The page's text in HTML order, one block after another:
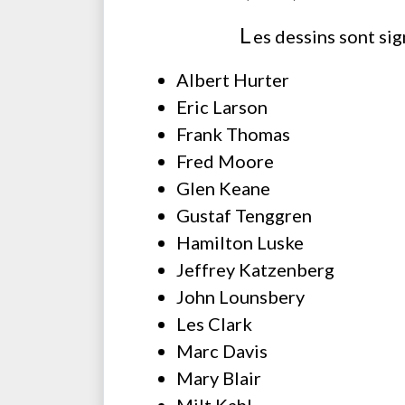
Les dessins sont
Albert Hurter
Eric Larson
Frank Thomas
Fred Moore
Glen Keane
Gustaf Tenggren
Hamilton Luske
Jeffrey Katzenberg
John Lounsbery
Les Clark
Marc Davis
Mary Blair